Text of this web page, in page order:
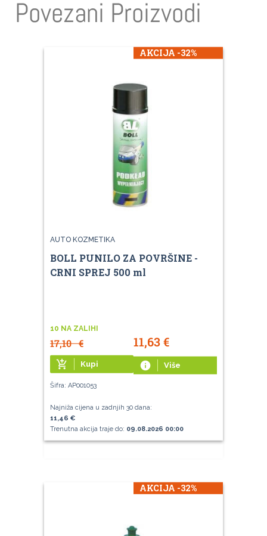
Povezani Proizvodi
AKCIJA -32%
AUTO KOZMETIKA
BOLL PUNILO ZA POVRŠINE -
CRNI SPREJ 500 ml
10 NA ZALIHI
17,10€ 11,63€
add_shopping_cart Kupi info Više
Šifra: AP001053
Najniža cijena u zadnjih 30 dana:
11,46 €
Trenutna akcija traje do: 09.08.2026 00:00
AKCIJA -32%